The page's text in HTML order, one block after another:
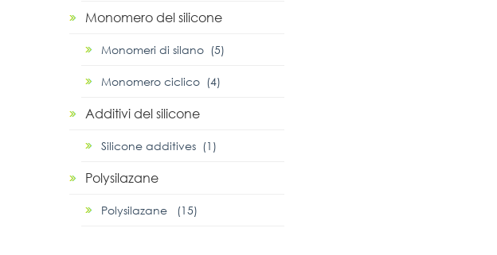
Monomero del silicone
Monomeri di silano (5)
Monomero ciclico (4)
Additivi del silicone
Silicone additives (1)
Polysilazane
Polysilazane (15)